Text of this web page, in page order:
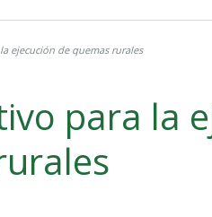
ejecución de quemas rurales
para la